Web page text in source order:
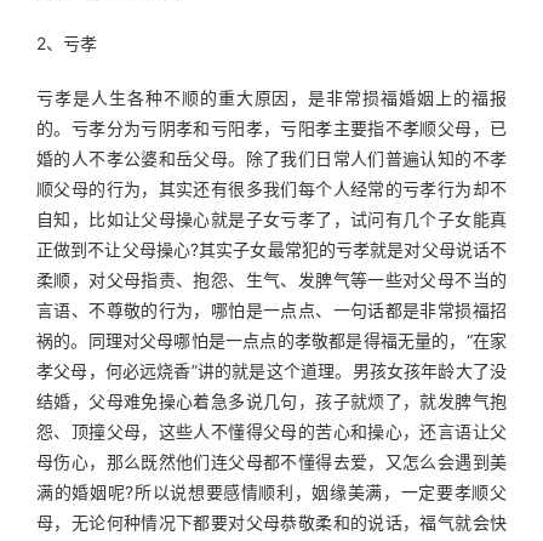
2、亏孝
亏孝是人生各种不顺的重大原因，是非常损福婚姻上的福报
的。亏孝分为亏阴孝和亏阳孝，亏阳孝主要指不孝顺父母，已
婚的人不孝公婆和岳父母。除了我们日常人们普遍认知的不孝
顺父母的行为，其实还有很多我们每个人经常的亏孝行为却不
自知，比如让父母操心就是子女亏孝了，试问有几个子女能真
正做到不让父母操心?其实子女最常犯的亏孝就是对父母说话不
柔顺，对父母指责、抱怨、生气、发脾气等一些对父母不当的
言语、不尊敬的行为，哪怕是一点点、一句话都是非常损福招
祸的。同理对父母哪怕是一点点的孝敬都是得福无量的，“在家
孝父母，何必远烧香”讲的就是这个道理。男孩女孩年龄大了没
结婚，父母难免操心着急多说几句，孩子就烦了，就发脾气抱
怨、顶撞父母，这些人不懂得父母的苦心和操心，还言语让父
母伤心，那么既然他们连父母都不懂得去爱，又怎么会遇到美
满的婚姻呢?所以说想要感情顺利，姻缘美满，一定要孝顺父
母，无论何种情况下都要对父母恭敬柔和的说话，福气就会快